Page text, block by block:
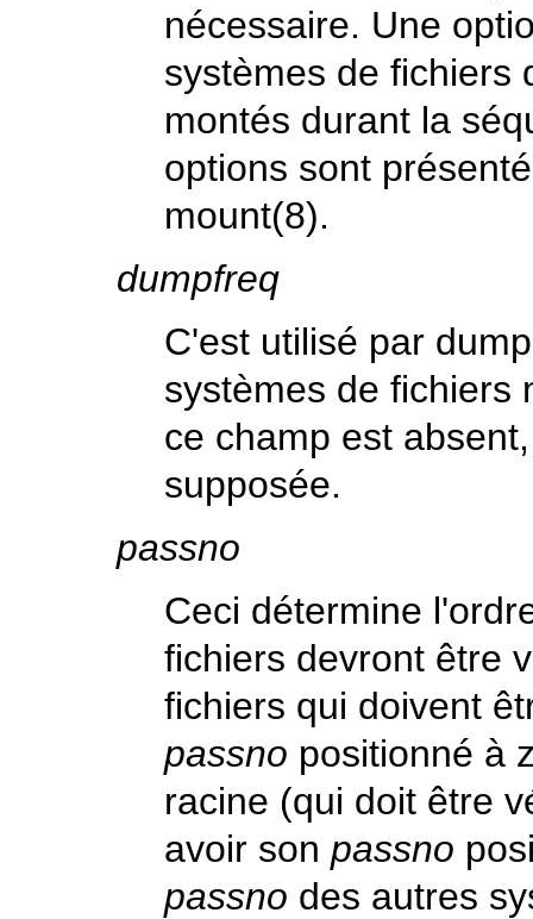
nécessaire. Une
systèmes de fichiers
montés durant la
options sont
mount(8).
dumpfreq
C'est utilisé par dump
systèmes de fichiers
ce champ est
supposée.
passno
Ceci détermine
fichiers devront être
fichiers qui doivent
passno positionné à
racine (qui doit être
avoir son passno
passno des autres